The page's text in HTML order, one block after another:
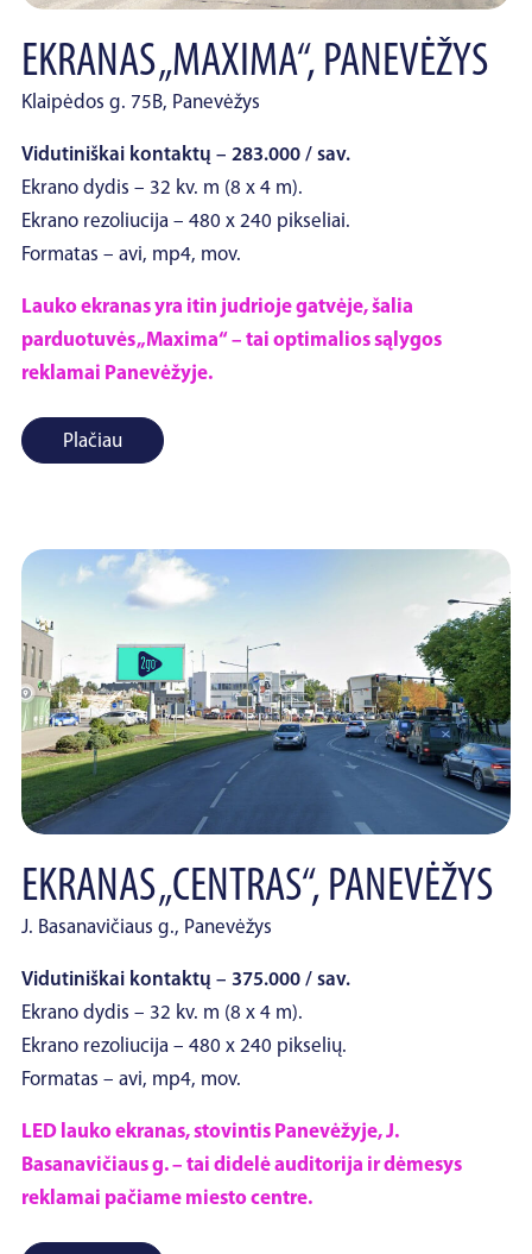
EKRANAS „MAXIMA“, PANEVĖŽYS
Klaipėdos g. 75B, Panevėžys
Vidutiniškai kontaktų – 283.000 / sav.
Ekrano dydis – 32 kv. m (8 x 4 m).
Ekrano rezoliucija – 480 x 240 pikseliai.
Formatas – avi, mp4, mov.
Lauko ekranas yra itin judrioje gatvėje, šalia
parduotuvės „Maxima“ – tai optimalios sąlygos
reklamai Panevėžyje.
Plačiau
EKRANAS „CENTRAS“, PANEVĖŽYS
J. Basanavičiaus g., Panevėžys
Vidutiniškai kontaktų – 375.000 / sav.
Ekrano dydis – 32 kv. m (8 x 4 m).
Ekrano rezoliucija – 480 x 240 pikselių.
Formatas – avi, mp4, mov.
LED lauko ekranas, stovintis Panevėžyje, J.
Basanavičiaus g. – tai didelė auditorija ir dėmesys
reklamai pačiame miesto centre.